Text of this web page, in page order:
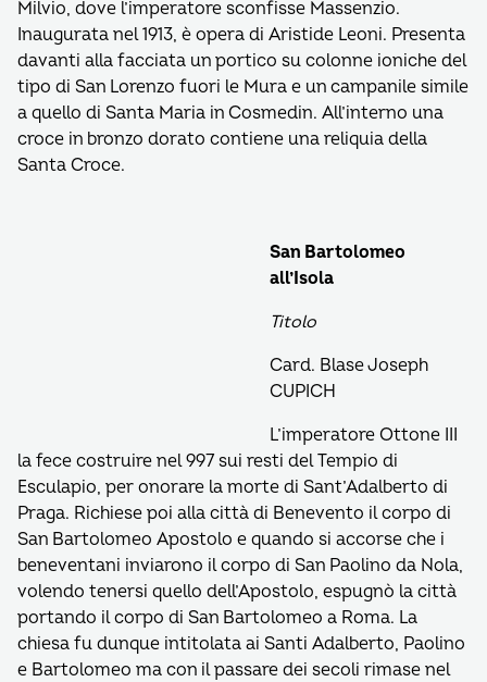
Milvio, dove l’imperatore sconfisse Massenzio.
Inaugurata nel 1913, è opera di Aristide Leoni. Presenta
davanti alla facciata un portico su colonne ioniche del
tipo di San Lorenzo fuori le Mura e un campanile simile
a quello di Santa Maria in Cosmedin. All’interno una
croce in bronzo dorato contiene una reliquia della
Santa Croce.
San Bartolomeo
all’Isola
Titolo
Card. Blase Joseph
CUPICH
L’imperatore Ottone III
la fece costruire nel 997 sui resti del Tempio di
Esculapio, per onorare la morte di Sant’Adalberto di
Praga. Richiese poi alla città di Benevento il corpo di
San Bartolomeo Apostolo e quando si accorse che i
beneventani inviarono il corpo di San Paolino da Nola,
volendo tenersi quello dell’Apostolo, espugnò la città
portando il corpo di San Bartolomeo a Roma. La
chiesa fu dunque intitolata ai Santi Adalberto, Paolino
e Bartolomeo ma con il passare dei secoli rimase nel